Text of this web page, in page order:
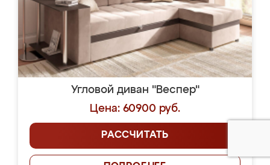
Угловой диван "Веспер"
Цена: 60900 руб.
РАССЧИТАТЬ